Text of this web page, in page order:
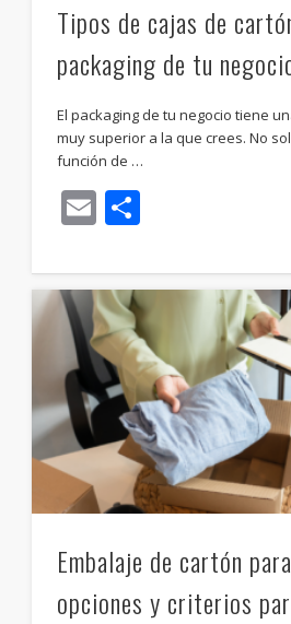
Tipos de cajas de
packaging de tu
El packaging de tu negocio tiene
muy superior a la que crees. No
función de …
Email
Embalaje de cartón
opciones y criterios